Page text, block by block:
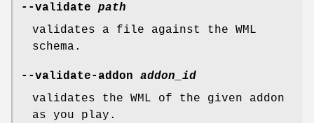
--validate path
validates a file against the WML
schema.
--validate-addon addon_id
validates the WML of the given addon
as you play.